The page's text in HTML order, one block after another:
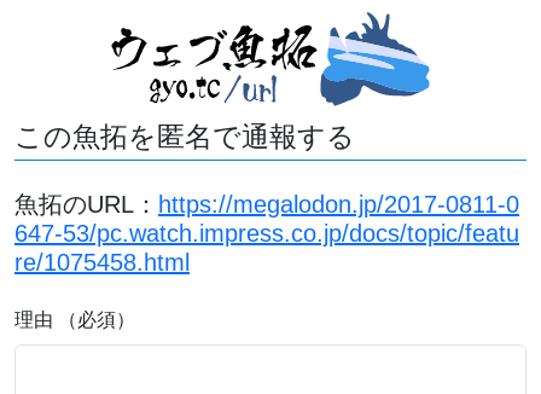
この魚拓を匿名で通報する
魚拓のURL： https://megalodon.jp/2017-0811-0
647-53/pc.watch.impress.co.jp/docs/topic/featu
re/1075458.html
理由 （必須）